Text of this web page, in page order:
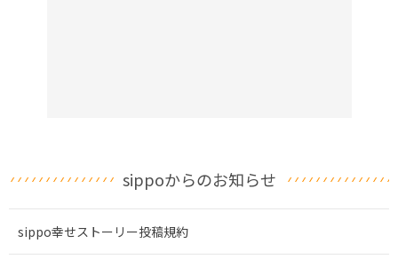
sippoからのお知らせ
sippo幸せストーリー投稿規約